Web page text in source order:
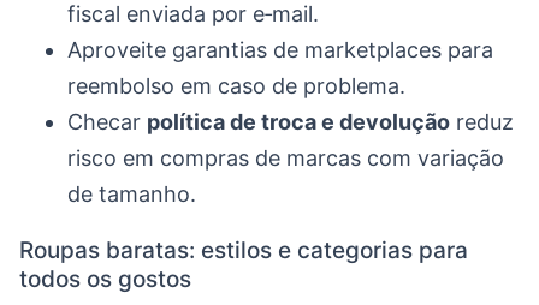
fiscal enviada por e‑mail.
Aproveite garantias de marketplaces para
reembolso em caso de problema.
Checar política de troca e devolução reduz
risco em compras de marcas com variação
de tamanho.
Roupas baratas: estilos e categorias para
todos os gostos